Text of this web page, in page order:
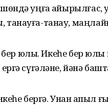
уңға ҡайырылғас,
танау,
бер юлы. Икеһе бер юлы
сүгәләне, йәнә
бергә. Унан ҡапыл